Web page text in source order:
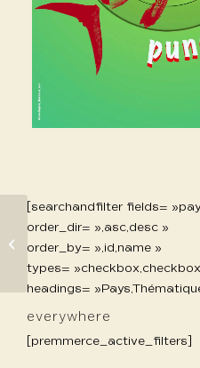
[searchandfilter fields=
order_dir= »,asc,desc »
order_by= »,id,name »
types=
headings=
everywhere
[premmerce_active_filters]
858 Rosset Marie